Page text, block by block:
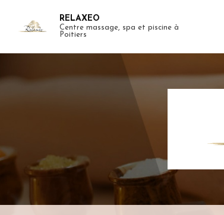
contenu
RELAXEO
Centre massage, spa et piscine à
Poitiers